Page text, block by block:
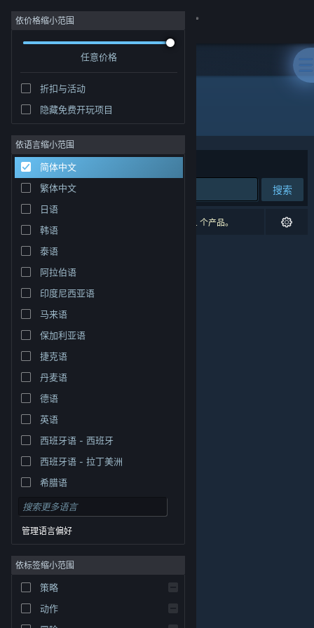
登录
社区
关于
客服
更改语言
获取 Steam 手机应用
查看桌面版网站
© Valve Corporation。保留所有权利。所有商标均为其在
律信息| 无障碍
依价格缩小范围
任意价格
折扣与活动
隐藏免费开玩项目
依语言缩小范围
简体中文
繁体中文
日语
韩语
泰语
阿拉伯语
印度尼西亚语
马来语
保加利亚语
捷克语
丹麦语
德语
英语
西班牙语 - 西班牙
西班牙语 - 拉丁美洲
希腊语
管理语言偏好
依标签缩小范围
策略
动作
开发者: Grip Top Games
排序依据 相关性
搜索
0 个匹配的搜索结果。 根据您的偏好，已排除了 1 个产品。